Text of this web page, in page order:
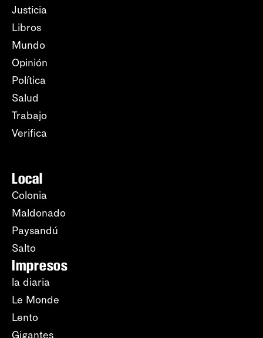
Justicia
Libros
Mundo
Opinión
Política
Salud
Trabajo
Verifica
Local
Colonia
Maldonado
Paysandú
Salto
Impresos
la diaria
Le Monde
Lento
Gigantes